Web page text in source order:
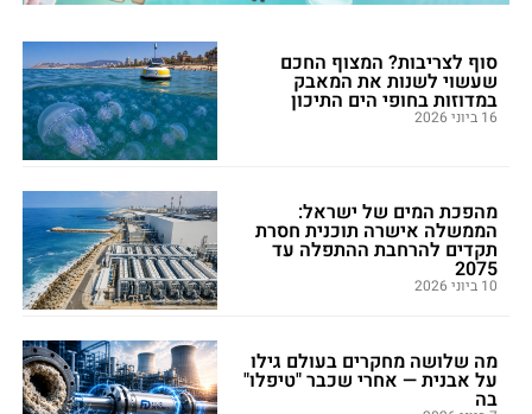
סוף לצריבות? המצוף החכם
שעשוי לשנות את המאבק
במדוזות בחופי הים התיכון
16 ביוני 2026
מהפכת המים של ישראל:
הממשלה אישרה תוכנית חסרת
תקדים להרחבת ההתפלה עד
2075
10 ביוני 2026
מה שלושה מחקרים בעולם גילו
על אבנית — אחרי שכבר "טיפלו"
בה